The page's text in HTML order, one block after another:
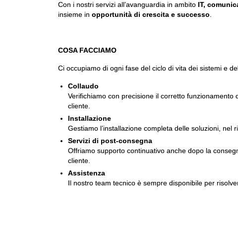
Con i nostri servizi all’avanguardia in ambito IT,
insieme in opportunità di crescita e successo.
COSA FACCIAMO
Ci occupiamo di ogni fase del ciclo di vita dei sistemi e
Collaudo
Verifichiamo con precisione il corretto
cliente.
Installazione
Gestiamo l’installazione completa delle soluzioni,
Servizi di post-consegna
Offriamo supporto continuativo anche dopo la
cliente.
Assistenza
Il nostro team tecnico è sempre disponibile per